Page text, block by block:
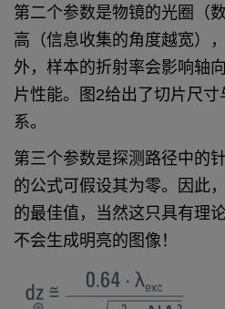
第二个参数是物镜的光圈（
高（信息收集的角度越宽）
外，样本的折射率会影响轴
片性能。图2给出了切片尺
系。
第三个参数是探测路径中的
的公式可假设其为零。因此
的最佳值，当然这只具有理
不会生成明亮的图像！